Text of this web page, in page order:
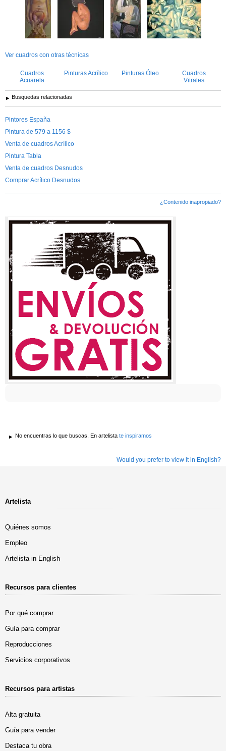
Ver cuadros con otras técnicas
Cuadros
Acuarela
Pinturas Acrílico Pinturas Óleo
Cuadros
Vitrales
Busquedas relacionadas
Pintores España
Pintura de 579 a 1156 $
Venta de cuadros Acrílico
Pintura Tabla
Venta de cuadros Desnudos
Comprar Acrílico Desnudos
¿Contenido inapropiado?
No encuentras lo que buscas. En artelista te inspiramos
Would you prefer to view it in English?
Artelista
Quiénes somos
Empleo
Artelista in English
Recursos para clientes
Por qué comprar
Guía para comprar
Reproducciones
Servicios corporativos
Recursos para artistas
Alta gratuita
Guía para vender
Destaca tu obra